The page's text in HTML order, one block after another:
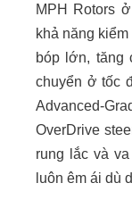
MPH Rotors
khả năng
bóp lớn, tăng
chuyển ở tốc
Advanced-
OverDrive
rung lắc và
luôn êm ái dù